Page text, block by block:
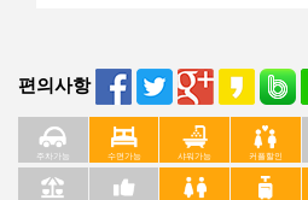
편의사항
주차가능 수면가능 샤워가능 커플할인